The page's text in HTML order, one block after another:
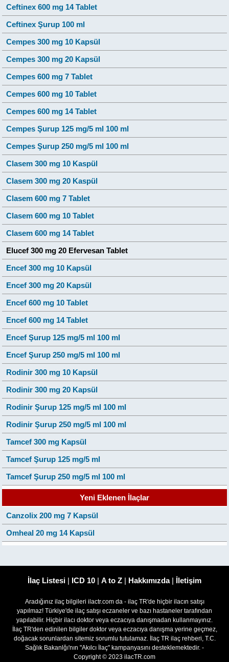
Ceftinex 600 mg 14 Tablet
Ceftinex Şurup 100 ml
Cempes 300 mg 10 Kapsül
Cempes 300 mg 20 Kapsül
Cempes 600 mg 7 Tablet
Cempes 600 mg 10 Tablet
Cempes 600 mg 14 Tablet
Cempes Şurup 125 mg/5 ml 100 ml
Cempes Şurup 250 mg/5 ml 100 ml
Clasem 300 mg 10 Kaspül
Clasem 300 mg 20 Kaspül
Clasem 600 mg 7 Tablet
Clasem 600 mg 10 Tablet
Clasem 600 mg 14 Tablet
Elucef 300 mg 20 Efervesan Tablet
Encef 300 mg 10 Kapsül
Encef 300 mg 20 Kapsül
Encef 600 mg 10 Tablet
Encef 600 mg 14 Tablet
Encef Şurup 125 mg/5 ml 100 ml
Encef Şurup 250 mg/5 ml 100 ml
Rodinir 300 mg 10 Kapsül
Rodinir 300 mg 20 Kapsül
Rodinir Şurup 125 mg/5 ml 100 ml
Rodinir Şurup 250 mg/5 ml 100 ml
Tamcef 300 mg Kapsül
Tamcef Şurup 125 mg/5 ml
Tamcef Şurup 250 mg/5 ml 100 ml
Yeni Eklenen İlaçlar
Canzolix 200 mg 7 Kapsül
Omheal 20 mg 14 Kapsül
İlaç Listesi | ICD 10 | A to Z | Hakkımızda| İletişim
Aradığınız ilaç bilgileri ilactr.com da - ilaç TR'de hiçbir ilacın satışı
yapılmaz! Türkiye'de ilaç satışı eczaneler ve bazı hastaneler tarafından
yapılabilir. Hiçbir ilacı doktor veya eczacıya danışmadan kullanmayınız.
İlaç TR'den edinilen bilgiler doktor veya eczacıya danışma yerine geçmez,
doğacak sorunlardan sitemiz sorumlu tutulamaz. İlaç TR ilaç rehberi, T.C.
Sağlık Bakanlğı'nın "Akılcı İlaç" kampanyasını desteklemektedir. -
Copyright © 2023 ilacTR.com